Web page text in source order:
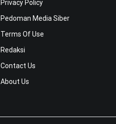
Privacy Policy
Pedoman Media Siber
Terms Of Use
Redaksi
Contact Us
About Us